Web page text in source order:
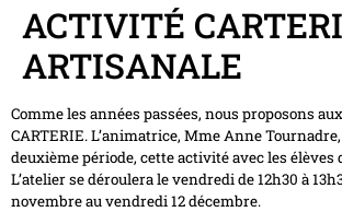
ACTIVITÉ
ARTISANALE
Comme les années passées, nous proposons
CARTERIE. L’animatrice, Mme Anne
deuxième période, cette activité avec les élèves
L’atelier se déroulera le vendredi de 12h30 à
novembre au vendredi 12 décembre.